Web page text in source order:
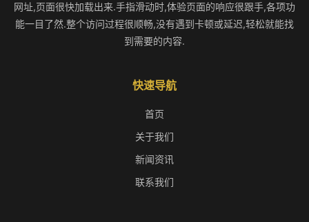
网址,页面很快加载出来.手指滑动时,体验页面的响应很跟手,各项功
能一目了然.整个访问过程很顺畅,没有遇到卡顿或延迟,轻松就能找
到需要的内容.
快速导航
首页
关于我们
新闻资讯
联系我们